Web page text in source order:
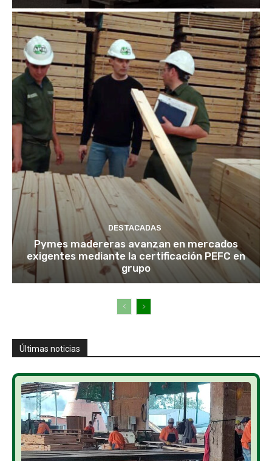
DESTACADAS
Pymes madereras avanzan en mercados
exigentes mediante la certificación PEFC en
grupo
Últimas noticias